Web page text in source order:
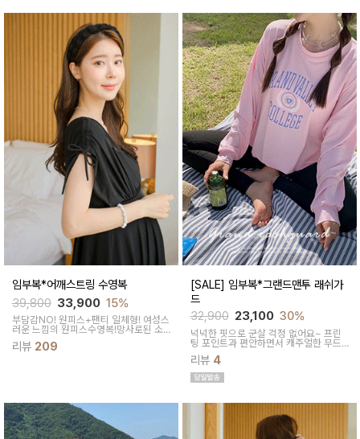
임부복*어깨스트링 수영복
39,800 33,900 15%
부담감NO! 원피스+팬티 일체형! 여성스
러운 느낌의 원피스수영복!망사로된 소
재로 어깨를 덮어주어 여리여리한 여신
룩을 완성해드려요~
리뷰 209
[SALE] 임부복*그랜드맨투 래쉬가
드
32,900 23,100 30%
넉넉한 핏으로 군살 걱정 없어요~ 프린
팅 포인트과 편안하면서 캐주얼한 무드
로 입기 좋은 래쉬가드이에요
리뷰 4